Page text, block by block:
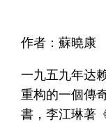
作者：蘇曉康
一九五九年达
重构的一個傳
書，李江琳著